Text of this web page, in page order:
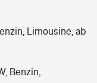
Limousine, ab
Benzin,